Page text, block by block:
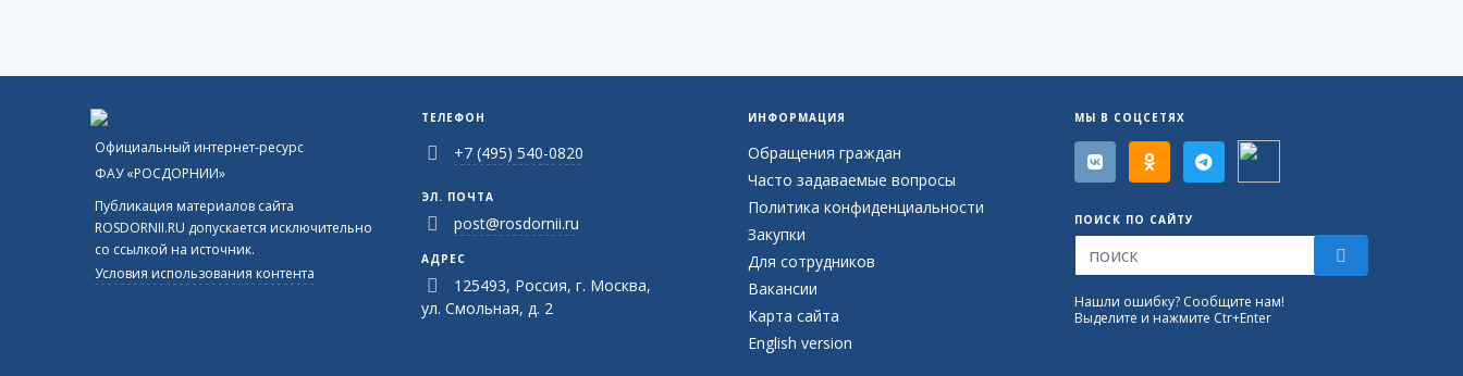
Официальный интернет-ресурс
ФАУ «РОСДОРНИИ»
Публикация материалов сайта
ROSDORNII.RU допускается исключительно
со ссылкой на источник.
Условия использования контента
ТЕЛЕФОН
+7 (495) 540-0820
ЭЛ. ПОЧТА
post@rosdornii.ru
АДРЕС
125493, Россия, г. Москва,
ул. Смольная, д. 2
ИНФОРМАЦИЯ
Обращения граждан
Часто задаваемые вопросы
Политика конфиденциальности
Закупки
Для сотрудников
Вакансии
Карта сайта
English version
МЫ В СОЦСЕТЯХ
ПОИСК ПО САЙТУ
Нашли ошибку? Сообщите нам!
Выделите и нажмите Ctr+Enter